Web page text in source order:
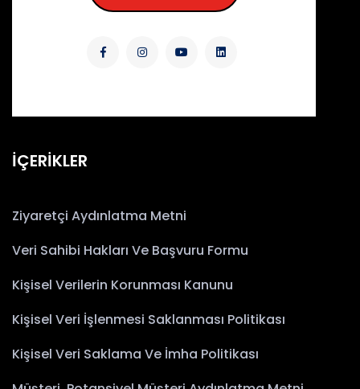
İÇERİKLER
Ziyaretçi Aydınlatma Metni
Veri Sahibi Hakları Ve Başvuru Formu
Kişisel Verilerin Korunması Kanunu
Kişisel Veri İşlenmesi Saklanması Politikası
Kişisel Veri Saklama Ve İmha Politikası